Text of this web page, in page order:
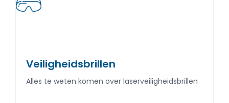
Veiligheidsbrillen
Alles te weten komen over laserveiligheidsbrillen
Veiligheidsbrillen
Alles te weten komen over laserveiligheidsbrillen